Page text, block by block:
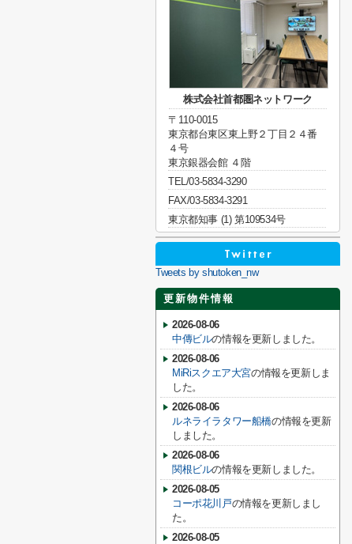
株式会社首都圏ネットワーク
〒110-0015
東京都台東区東上野２丁目２４番
４号
東京銀器会館 ４階
TEL/03-5834-3290
FAX/03-5834-3291
東京都知事 (1) 第109534号
Tweets by shutoken_nw
更新物件情報
2026-08-06
中傳ビルの情報を更新しました。
2026-08-06
MiRiスクエア大宮の情報を更新しま
した。
2026-08-06
ルネライラタワー船橋の情報を更新
しました。
2026-08-06
関根ビルの情報を更新しました。
2026-08-05
コーポ花川戸の情報を更新しまし
た。
2026-08-05